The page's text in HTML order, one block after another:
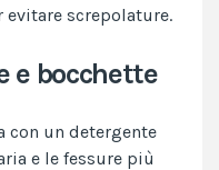
evitare screpolature.
e bocchette
con un detergente
e le fessure più